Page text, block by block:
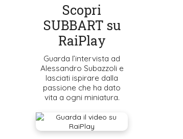
Scopri
SUBBART su
RaiPlay
Guarda l’intervista ad
Alessandro Subazzoli e
lasciati ispirare dalla
passione che ha dato
vita a ogni miniatura.